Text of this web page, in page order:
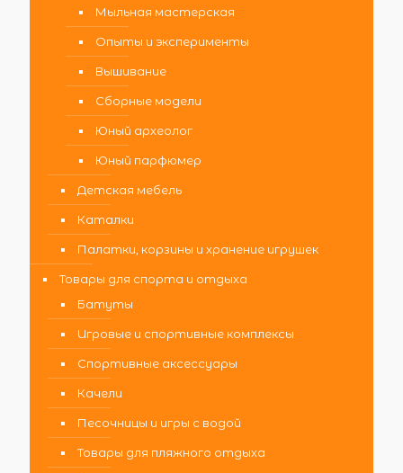
Мыльная мастерская
Опыты и эксперименты
Вышивание
Сборные модели
Юный археолог
Юный парфюмер
Детская мебель
Каталки
Палатки, корзины и хранение игрушек
Товары для спорта и отдыха
Батуты
Игровые и спортивные комплексы
Спортивные аксессуары
Качели
Песочницы и игры с водой
Товары для пляжного отдыха